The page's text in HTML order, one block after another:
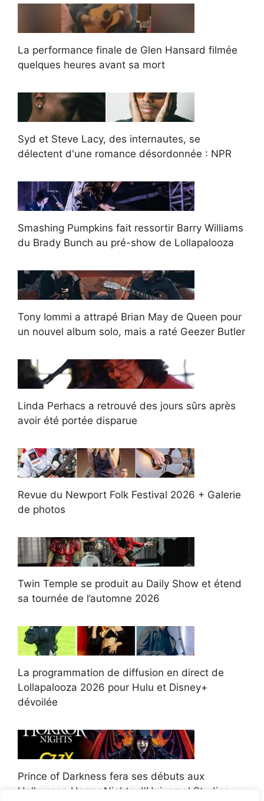
La performance finale de Glen Hansard filmée
quelques heures avant sa mort
Syd et Steve Lacy, des internautes, se
délectent d'une romance désordonnée : NPR
Smashing Pumpkins fait ressortir Barry Williams
du Brady Bunch au pré-show de Lollapalooza
Tony Iommi a attrapé Brian May de Queen pour
un nouvel album solo, mais a raté Geezer Butler
Linda Perhacs a retrouvé des jours sûrs après
avoir été portée disparue
Revue du Newport Folk Festival 2026 + Galerie
de photos
Twin Temple se produit au Daily Show et étend
sa tournée de l’automne 2026
La programmation de diffusion en direct de
Lollapalooza 2026 pour Hulu et Disney+
dévoilée
Prince of Darkness fera ses débuts aux
Halloween Horror Nights d'Universal Studios